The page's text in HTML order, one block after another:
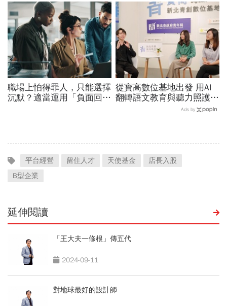
過優渥生活…AI時代搶手職
業曝光
念 「正面看待失敗、勇於
冒險、面對挑戰！」
職場上怕得罪人，只能選擇
沉默？適當運用「負面回
從寶高數位基地出發 用AI
翻轉語文教育與聽力照護，
科技如何讓世界更平權？
Ads by
平台經營 留住人才 天使基金
店長入股
B型企業
延伸閱讀
「王大夫一條根」傳五代
2024-09-11
對地球最好的設計師